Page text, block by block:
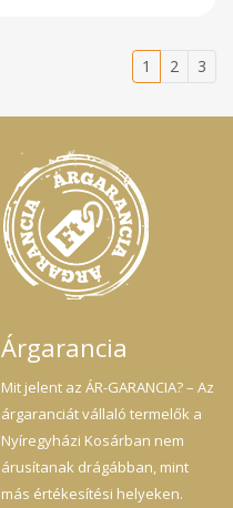
1 2 3
Árgarancia
Mit jelent az ÁR-GARANCIA? – Az
árgaranciát vállaló termelők a
Nyíregyházi Kosárban nem
árusítanak drágábban, mint
más értékesítési helyeken.